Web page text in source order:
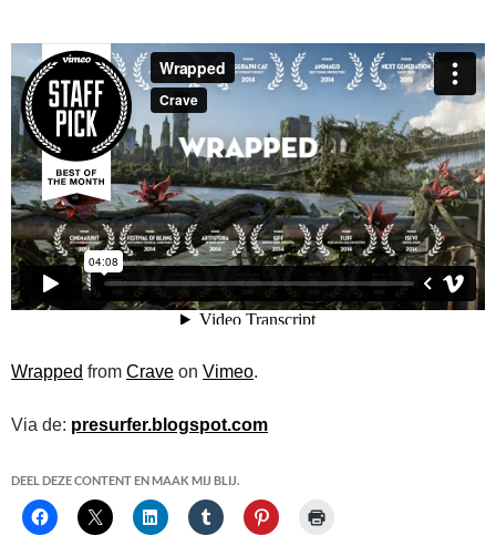
Wrapped from Crave on Vimeo.
Via de: presurfer.blogspot.com
DEEL DEZE CONTENT EN MAAK MIJ BLIJ.